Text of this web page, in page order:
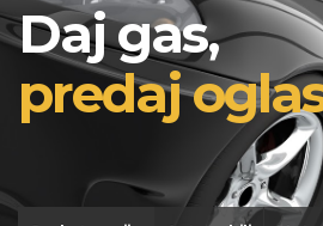
Daj gas,
predaj